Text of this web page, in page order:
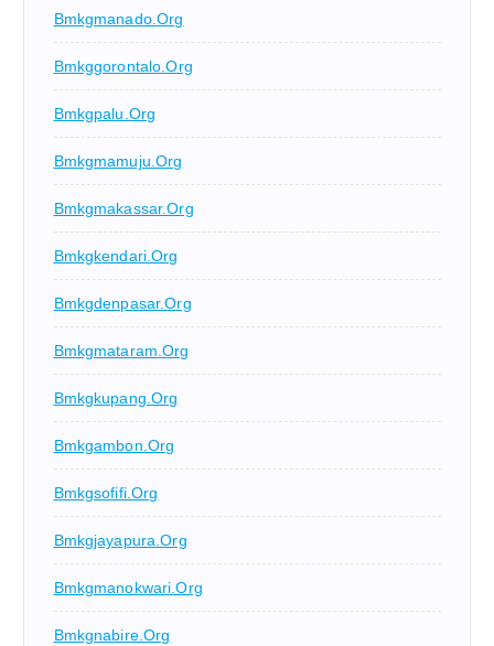
Bmkgmanado.org
Bmkggorontalo.org
Bmkgpalu.org
Bmkgmamuju.org
Bmkgmakassar.org
Bmkgkendari.org
Bmkgdenpasar.org
Bmkgmataram.org
Bmkgkupang.org
Bmkgambon.org
Bmkgsofifi.org
Bmkgjayapura.org
Bmkgmanokwari.org
Bmkgnabire.org